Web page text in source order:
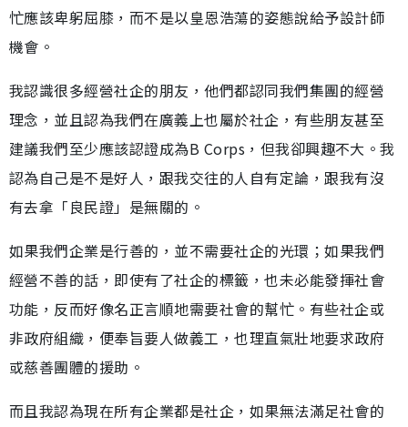
忙應該卑躬屈膝，而不是以皇恩浩蕩的姿態說給予設計師
機會。
我認識很多經營社企的朋友，他們都認同我們集團的經營
理念，並且認為我們在廣義上也屬於社企，有些朋友甚至
建議我們至少應該認證成為B Corps，但我卻興趣不大。我
認為自己是不是好人，跟我交往的人自有定論，跟我有沒
有去拿「良民證」是無關的。
如果我們企業是行善的，並不需要社企的光環；如果我們
經營不善的話，即使有了社企的標籤，也未必能發揮社會
功能，反而好像名正言順地需要社會的幫忙。有些社企或
非政府組織，便奉旨要人做義工，也理直氣壯地要求政府
或慈善團體的援助。
而且我認為現在所有企業都是社企，如果無法滿足社會的